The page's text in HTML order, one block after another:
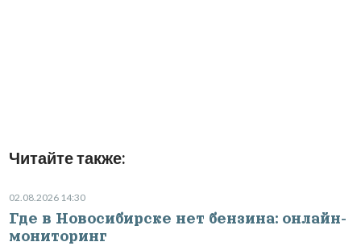
Читайте также:
02.08.2026 14:30
Где в Новосибирске нет бензина: онлайн-
мониторинг